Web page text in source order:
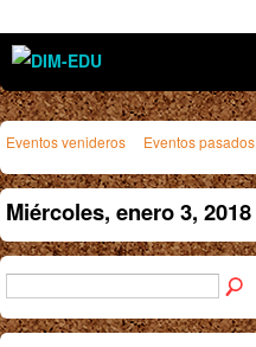
Eventos venideros Eventos pasados
Miércoles, enero 3, 2018